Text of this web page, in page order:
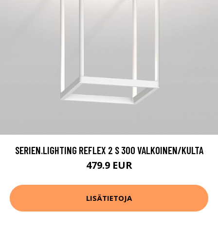
SERIEN.LIGHTING REFLEX 2 S 300 VALKOINEN/KULTA
479.9 EUR
LISÄTIETOJA